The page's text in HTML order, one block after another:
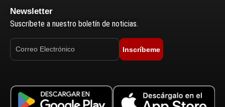
Newsletter
Suscríbete a nuestro boletín de noticias.
Inscríbeme